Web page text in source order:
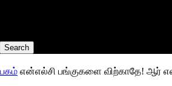
என்எல்சி பங்குகளை விற்காதே! ஆர்